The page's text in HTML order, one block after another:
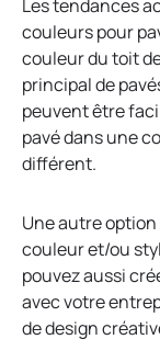
Les tendances
couleurs pour
couleur du toit
principal de
peuvent être
pavé dans une
différent.
Une autre
couleur et/ou
pouvez aussi
avec votre
de design